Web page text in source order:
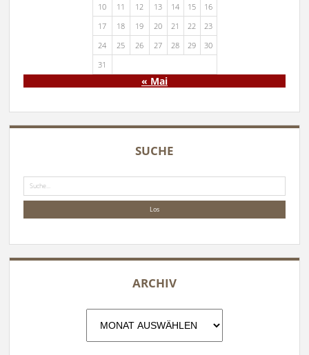
10
11 12 13 14 15
16
17
18 19 20 21 22
23
24
25 26 27 28 29
30
31
« Mai
SUCHE
Suche
ARCHIV
Archiv